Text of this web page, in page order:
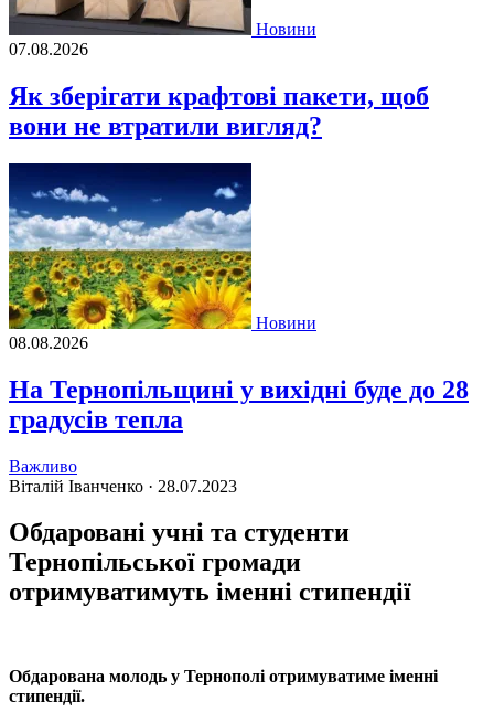
Новини
07.08.2026
Як зберігати крафтові пакети, щоб
вони не втратили вигляд?
Новини
08.08.2026
На Тернопільщині у вихідні буде до 28
градусів тепла
Важливо
Віталій Іванченко · 28.07.2023
Обдаровані учні та студенти
Тернопільської громади
отримуватимуть іменні стипендії
Обдарована молодь у Тернополi отримуватиме iменнi
стипендiї.